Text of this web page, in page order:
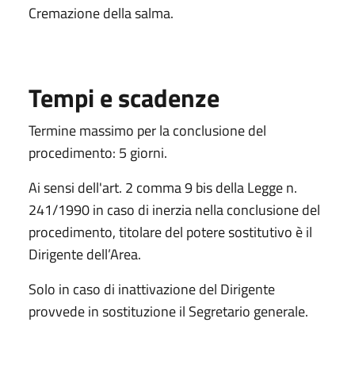
Cremazione della salma.
Tempi e scadenze
Termine massimo per la conclusione del
procedimento: 5 giorni.
Ai sensi dell'art. 2 comma 9 bis della Legge n.
241/1990 in caso di inerzia nella conclusione del
procedimento, titolare del potere sostitutivo è il
Dirigente dell’Area.
Solo in caso di inattivazione del Dirigente
provvede in sostituzione il Segretario generale.